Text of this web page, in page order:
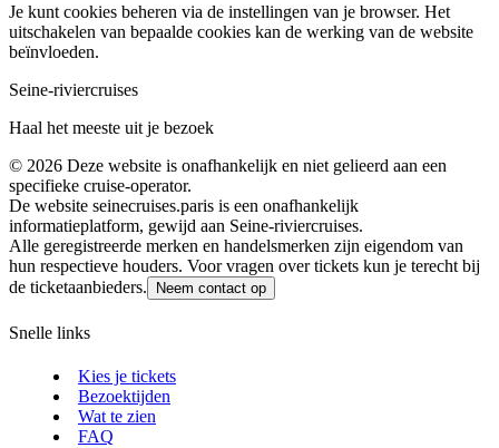
Je kunt cookies beheren via de instellingen van je browser. Het
uitschakelen van bepaalde cookies kan de werking van de website
beïnvloeden.
Seine-riviercruises
Haal het meeste uit je bezoek
© 2026 Deze website is onafhankelijk en niet gelieerd aan een
specifieke cruise-operator.
De website seinecruises.paris is een onafhankelijk
informatieplatform, gewijd aan Seine-riviercruises.
Alle geregistreerde merken en handelsmerken zijn eigendom van
hun respectieve houders. Voor vragen over tickets kun je terecht bij
de ticketaanbieders.
Neem contact op
Snelle links
Kies je tickets
Bezoektijden
Wat te zien
FAQ